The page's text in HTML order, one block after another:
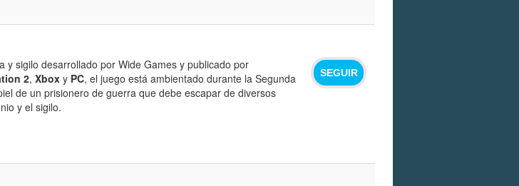
SEGUIR
y sigilo desarrollado por Wide Games y publicado por
2, Xbox y PC, el juego está ambientado durante la Segunda
de un prisionero de guerra que debe escapar de diversos
y el sigilo.